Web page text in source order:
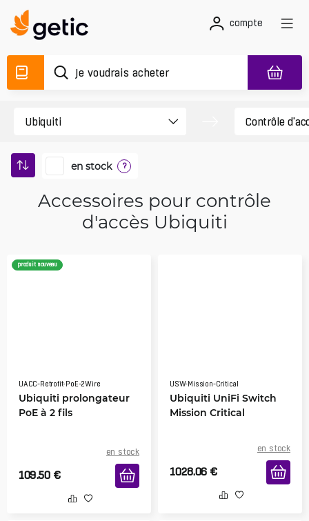
compte
en stock ?
Accessoires pour contrôle
d'accès Ubiquiti
produit nouveau
UACC-Retrofit-PoE-2Wire
Ubiquiti prolongateur
PoE à 2 fils
en stock
109.50 €
USW-Mission-Critical
Ubiquiti UniFi Switch
Mission Critical
en stock
1028.06 €